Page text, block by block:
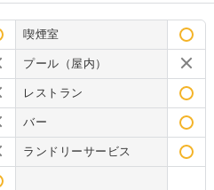
喫煙室
プール（屋内）
レストラン
バー
ランドリーサービス